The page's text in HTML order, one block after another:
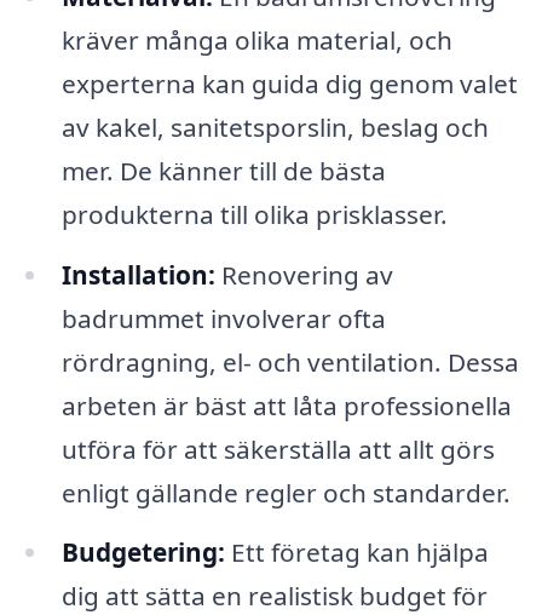
kräver många olika material, och
experterna kan guida dig genom valet
av kakel, sanitetsporslin, beslag och
mer. De känner till de bästa
produkterna till olika prisklasser.
Installation: Renovering av
badrummet involverar ofta
rördragning, el- och ventilation. Dessa
arbeten är bäst att låta professionella
utföra för att säkerställa att allt görs
enligt gällande regler och standarder.
Budgetering: Ett företag kan hjälpa
dig att sätta en realistisk budget för